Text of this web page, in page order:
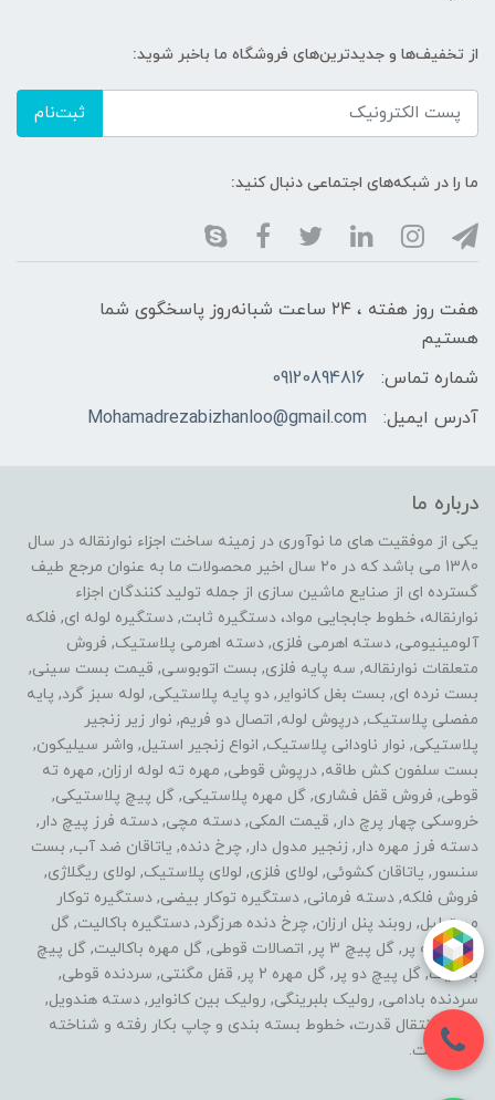
از تخفیف‌ها و جدیدترین‌های فروشگاه ما باخبر شوید:
ثبت‌نام
ما را در شبکه‌های اجتماعی دنبال کنید:
هفت روز هفته ، ۲۴ ساعت شبانه‌روز پاسخگوی شما
هستیم
شماره تماس:
09120894816
آدرس ایمیل:
Mohamadrezabizhanloo@gmail.com
درباره ما
یکی از موفقیت های ما نوآوری در زمینه ساخت اجزاء نوارنقاله در سال
1380 می باشد که در ۲۰ سال اخیر محصولات ما به عنوان مرجع طیف
گسترده ای از صنایع ماشین سازی از جمله تولید کنندگان اجزاء
نوارنقاله، خطوط جابجایی مواد، دستگیره ثابت, دستگیره لوله ای, فلکه
آلومینیومی, دسته اهرمی فلزی, دسته اهرمی پلاستیک, فروش
متعلقات نوارنقاله, سه پایه فلزی, بست اتوبوسی, قیمت بست سینی,
بست نرده ای, بست بغل کانوایر, دو پایه پلاستیکی, لوله سبز گرد, پایه
مفصلی پلاستیک, درپوش لوله, اتصال دو فریم, نوار زیر زنجیر
پلاستیکی, نوار ناودانی پلاستیک, انواع زنجیر استیل, واشر سیلیکون,
بست سلفون کش طاقه, درپوش قوطی, مهره ته لوله ارزان, مهره ته
قوطی, فروش قفل فشاری, گل مهره پلاستیکی, گل پیچ پلاستیکی,
خروسکی چهار پرچ دار, قیمت المکی, دسته مچی, دسته فرز پیچ دار,
دسته فرز مهره دار, زنجیر مدول دار, چرخ دنده, یاتاقان ضد آب, بست
سنسور, یاتاقان کشوئی, لولای فلزی, لولای پلاستیک, لولای ریگلاژی,
فروش فلکه, دسته فرمانی, دستگیره توکار بیضی, دستگیره توکار
مستطیل, روبند پنل ارزان, چرخ دنده هرزگرد, دستگیره باکالیت, گل
مهره سه پر, گل پیچ 3 پر, اتصالات قوطی, گل مهره باکالیت, گل پیچ
باکالیت, گل پیچ دو پر, گل مهره 2 پر, قفل مگنتی, سردنده قوطی,
سردنده بادامی, رولیک بلبرینگی, رولیک بین کانوایر, دسته هندویل,
خطوط انتقال قدرت، خطوط بسته بندی و چاپ بکار رفته و شناخته
شده است.